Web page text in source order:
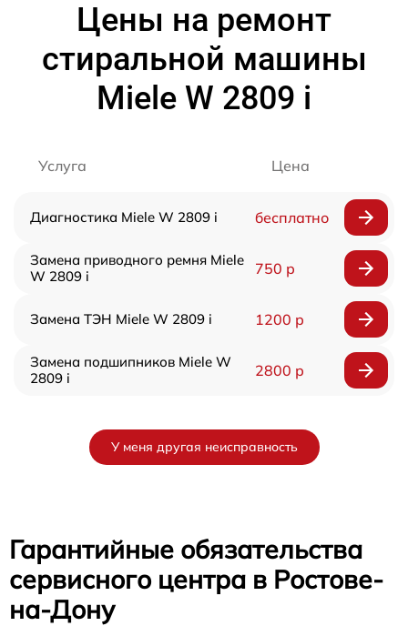
Цены на ремонт
стиральной машины
Miele W 2809 i
Услуга Цена
Диагностика Miele W 2809 i бесплатно
Замена приводного ремня Miele
W 2809 i
750 р
Замена ТЭН Miele W 2809 i 1200 р
Замена подшипников Miele W
2809 i
2800 р
У меня другая неисправность
Гарантийные обязательства
сервисного центра в Ростове-
на-Дону